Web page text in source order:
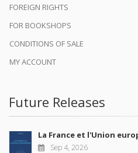
FOREIGN RIGHTS
FOR BOOKSHOPS
CONDITIONS OF SALE
MY ACCOUNT
Future Releases
La France et l'Union
Sep 4, 2026